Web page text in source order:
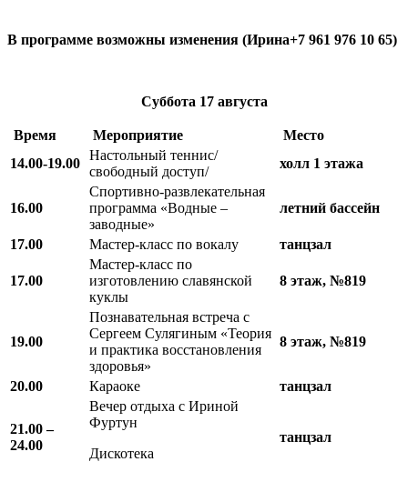
В программе возможны изменения (Ирина+7 961 976 10 65)
Суббота 17 августа
Время Мероприятие
Место
14.00-19.00
Настольный теннис/
свободный доступ/
холл 1 этажа
16.00
Спортивно-развлекательная
программа «Водные –
заводные»
летний бассейн
17.00 Мастер-класс по вокалу танцзал
17.00
Мастер-класс по
изготовлению славянской
куклы
8 этаж, №819
19.00
Познавательная встреча с
Сергеем Сулягиным «Теория
и практика восстановления
здоровья»
8 этаж, №819
20.00 Караоке танцзал
21.00 –
24.00
Вечер отдыха с Ириной
Фуртун
Дискотека
танцзал